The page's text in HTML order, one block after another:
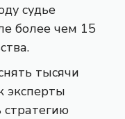
судье
более чем 15
тысячи
эксперты